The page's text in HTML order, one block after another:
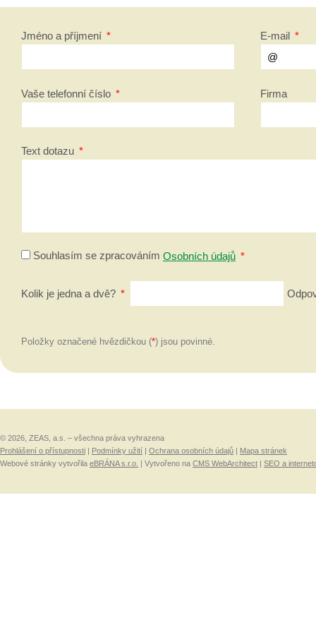
Jméno a příjmení * E-mail *
Vaše telefonní číslo * Firma
Text dotazu *
Souhlasím se zpracováním Osobních údajů *
Kolik je jedna a dvě? *
Položky označené hvězdičkou (*) jsou povinné.
© 2026, ZEAS, a.s. – všechna práva vyhrazena
Prohlášení o přístupnosti | Podmínky užití | Ochrana osobních údajů | Mapa stránek
Webové stránky vytvořila eBRÁNA s.r.o. | Vytvořeno na CMS WebArchitect | SEO a